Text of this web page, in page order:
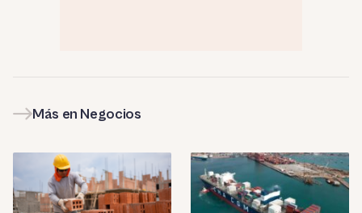
Más en Negocios